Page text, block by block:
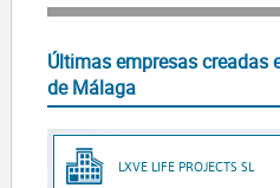
Últimas empresas creadas
de Málaga
LXVE LIFE PROJECTS SL